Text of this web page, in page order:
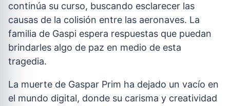
continúa su curso, buscando esclarecer las
causas de la colisión entre las aeronaves. La
familia de Gaspi espera respuestas que puedan
brindarles algo de paz en medio de esta
tragedia.
La muerte de Gaspar Prim ha dejado un vacío en
el mundo digital, donde su carisma y creatividad